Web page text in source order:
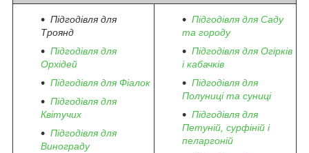
Підгодівля для
Троянд
Підгодівля для
Орхідей
Підгодівля для Фіалок
Підгодівля для
Квітучих
Підгодівля для
Винограду
Підгодівля для Саду
та городу
Підгодівля для Огірків
і кабачків
Підгодівля для
Полуниці та суниці
Підгодівля для
Петуній, сурфіній і
пеларгоній